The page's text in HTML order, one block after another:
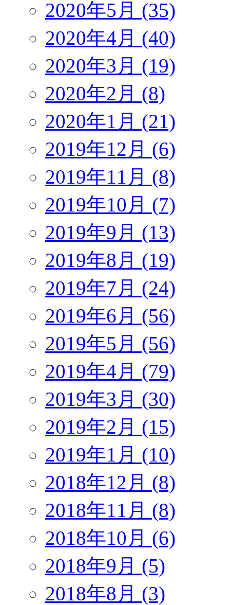
2020年5月 (35)
2020年4月 (40)
2020年3月 (19)
2020年2月 (8)
2020年1月 (21)
2019年12月 (6)
2019年11月 (8)
2019年10月 (7)
2019年9月 (13)
2019年8月 (19)
2019年7月 (24)
2019年6月 (56)
2019年5月 (56)
2019年4月 (79)
2019年3月 (30)
2019年2月 (15)
2019年1月 (10)
2018年12月 (8)
2018年11月 (8)
2018年10月 (6)
2018年9月 (5)
2018年8月 (3)